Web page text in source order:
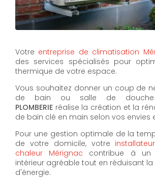
Votre entreprise de climatisation
des services spécialisés pour
thermique de votre espace.
Vous souhaitez donner un coup de
de bain ou salle de
PLOMBERIE réalise la création et la
de bain clé en main selon vos envies
Pour une gestion optimale de la
de votre domicile, votre
chaleur Mérignac contribue à un
intérieur agréable tout en réduisant
d'énergie.